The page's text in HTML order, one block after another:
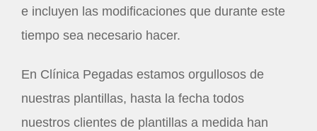
e incluyen las modificaciones que durante este
tiempo sea necesario hacer.
En Clínica Pegadas estamos orgullosos de
nuestras plantillas, hasta la fecha todos
nuestros clientes de plantillas a medida han